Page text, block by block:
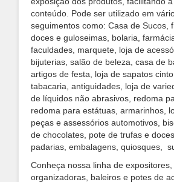
conteúdo. Pode ser utilizado em
seguimentos como: Casa de Sucos,
doces e guloseimas, bolaria,
faculdades, marquete, loja de
bijuterias, salão de beleza, casa de
artigos de festa, loja de sapatos cinto
tabacaria, antiguidades, loja de
de líquidos não abrasivos, redoma
redoma para estátuas, armarinhos,
peças e assessórios automotivos,
de chocolates, pote de trufas e
padarias, embalagens, quiosques,
Conheça nossa linha de expositores,
organizadoras, baleiros e potes de